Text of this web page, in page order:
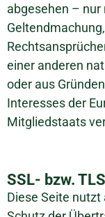
abgesehen – nur
einer anderen
oder aus
Interesses der
Mitgliedstaats
SSL- bzw.
Diese Seite